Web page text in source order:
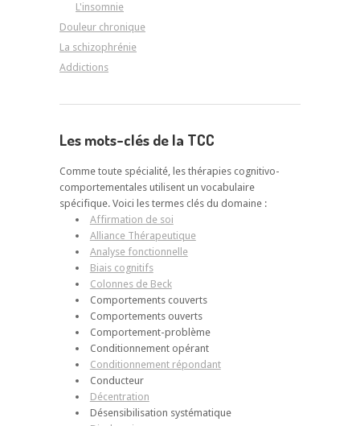
L'insomnie
Douleur chronique
La schizophrénie
Addictions
Les mots-clés de la TCC
Comme toute spécialité, les thérapies cognitivo-
comportementales utilisent un vocabulaire
spécifique. Voici les termes clés du domaine :
Affirmation de soi
Alliance Thérapeutique
Analyse fonctionnelle
Biais cognitifs
Colonnes de Beck
Comportements couverts
Comportements ouverts
Comportement-problème
Conditionnement opérant
Conditionnement répondant
Conducteur
Décentration
Désensibilisation systématique